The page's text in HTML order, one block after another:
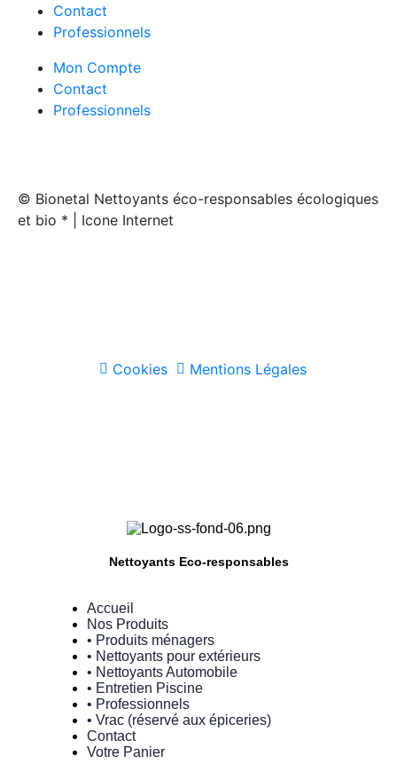
Contact
Professionnels
Mon Compte
Contact
Professionnels
© Bionetal Nettoyants éco-responsables écologiques
et bio * | Icone Internet
Cookies Mentions Légales
Nettoyants Eco-responsables
Accueil
Nos Produits
• Produits ménagers
• Nettoyants pour extérieurs
• Nettoyants Automobile
• Entretien Piscine
• Professionnels
• Vrac (réservé aux épiceries)
Contact
Votre Panier